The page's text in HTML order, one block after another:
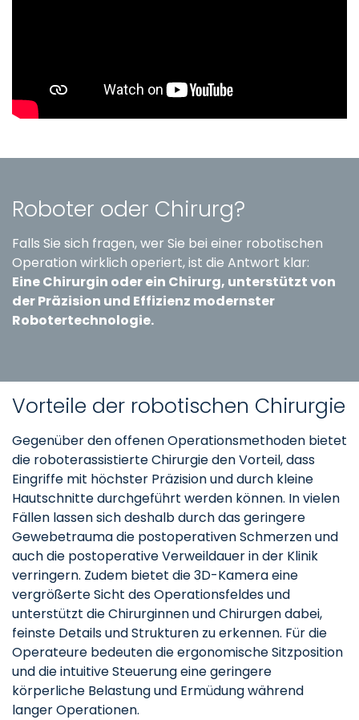
Roboter oder Chirurg?
Falls Sie sich fragen, wer Sie bei einer robotischen
Operation wirklich operiert, ist die Antwort klar:
Eine Chirurgin oder ein Chirurg, unterstützt von
der Präzision und Effizienz modernster
Robotertechnologie.
Vorteile der robotischen Chirurgie
Gegenüber den offenen Operationsmethoden bietet
die roboterassistierte Chirurgie den Vorteil, dass
Eingriffe mit höchster Präzision und durch kleine
Hautschnitte durchgeführt werden können. In vielen
Fällen lassen sich deshalb durch das geringere
Gewebetrauma die postoperativen Schmerzen und
auch die postoperative Verweildauer in der Klinik
verringern. Zudem bietet die 3D-Kamera eine
vergrößerte Sicht des Operationsfeldes und
unterstützt die Chirurginnen und Chirurgen dabei,
feinste Details und Strukturen zu erkennen. Für die
Operateure bedeuten die ergonomische Sitzposition
und die intuitive Steuerung eine geringere
körperliche Belastung und Ermüdung während
langer Operationen.